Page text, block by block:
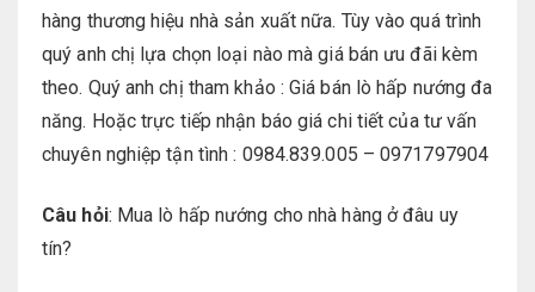
hàng thương hiệu nhà sản xuất nữa. Tùy vào quá trình
quý anh chị lựa chọn loại nào mà giá bán ưu đãi kèm
theo. Quý anh chị tham khảo : Giá bán lò hấp nướng đa
năng. Hoặc trực tiếp nhận báo giá chi tiết của tư vấn
chuyên nghiệp tận tình : 0984.839.005 – 0971797904
Câu hỏi: Mua lò hấp nướng cho nhà hàng ở đâu uy
tín?